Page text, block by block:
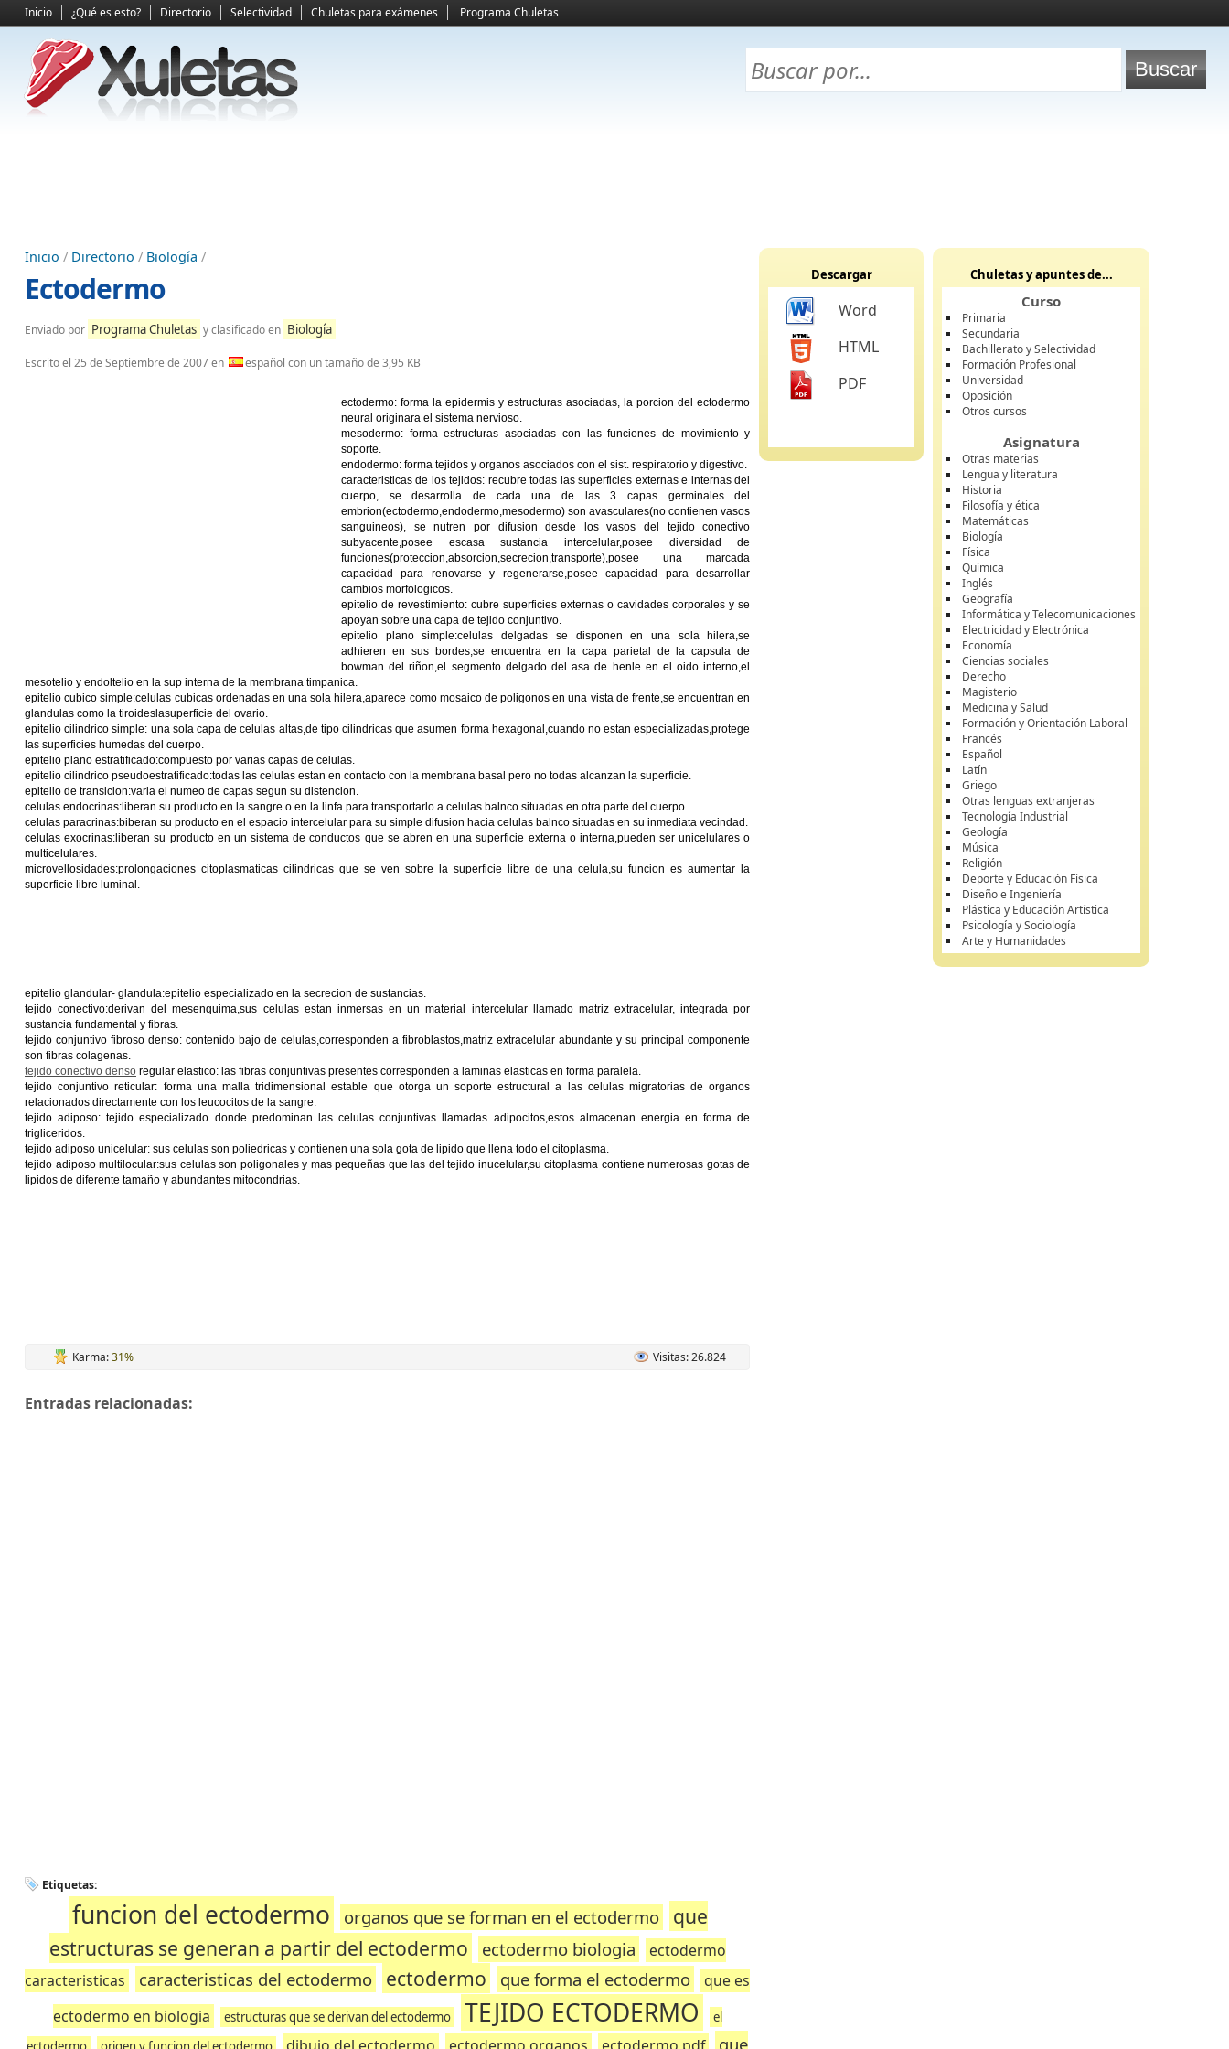
Inicio ¿Qué es esto? Directorio Selectividad Chuletas para exámenes Programa Chuletas
Inicio / Directorio / Biología /
Ectodermo
Enviado por Programa Chuletas y clasificado en Biología
Escrito el 25 de Septiembre de 2007en español con un tamaño de 3,95 KB
ectodermo: forma la epidermis y estructuras asociadas, la porcion del ectodermo
neural originara el sistema nervioso.
mesodermo: forma estructuras asociadas con las funciones de movimiento y
soporte.
endodermo: forma tejidos y organos asociados con el sist. respiratorio y digestivo.
caracteristicas de los tejidos: recubre todas las superficies externas e internas del
cuerpo, se desarrolla de cada una de las 3 capas germinales del
embrion(ectodermo,endodermo,mesodermo) son avasculares(no contienen vasos
sanguineos), se nutren por difusion desde los vasos del tejido conectivo
subyacente,posee escasa sustancia intercelular,posee diversidad de
funciones(proteccion,absorcion,secrecion,transporte),posee una marcada
capacidad para renovarse y regenerarse,posee capacidad para desarrollar
cambios morfologicos.
epitelio de revestimiento: cubre superficies externas o cavidades corporales y se
apoyan sobre una capa de tejido conjuntivo.
epitelio plano simple:celulas delgadas se disponen en una sola hilera,se
adhieren en sus bordes,se encuentra en la capa parietal de la capsula de
bowman del riñon,el segmento delgado del asa de henle en el oido interno,el
mesotelio y endoltelio en la sup interna de la membrana timpanica.
epitelio cubico simple:celulas cubicas ordenadas en una sola hilera,aparece como mosaico de poligonos en una vista de frente,se encuentran en
glandulas como la tiroideslasuperficie del ovario.
epitelio cilindrico simple: una sola capa de celulas altas,de tipo cilindricas que asumen forma hexagonal,cuando no estan especializadas,protege
las superficies humedas del cuerpo.
epitelio plano estratificado:compuesto por varias capas de celulas.
epitelio cilindrico pseudoestratificado:todas las celulas estan en contacto con la membrana basal pero no todas alcanzan la superficie.
epitelio de transicion:varia el numeo de capas segun su distencion.
celulas endocrinas:liberan su producto en la sangre o en la linfa para transportarlo a celulas balnco situadas en otra parte del cuerpo.
celulas paracrinas:biberan su producto en el espacio intercelular para su simple difusion hacia celulas balnco situadas en su inmediata vecindad.
celulas exocrinas:liberan su producto en un sistema de conductos que se abren en una superficie externa o interna,pueden ser unicelulares o
multicelulares.
microvellosidades:prolongaciones citoplasmaticas cilindricas que se ven sobre la superficie libre de una celula,su funcion es aumentar la
superficie libre luminal.
epitelio glandular- glandula:epitelio especializado en la secrecion de sustancias.
tejido conectivo:derivan del mesenquima,sus celulas estan inmersas en un material intercelular llamado matriz extracelular, integrada por
sustancia fundamental y fibras.
tejido conjuntivo fibroso denso: contenido bajo de celulas,corresponden a fibroblastos,matriz extracelular abundante y su principal componente
son fibras colagenas.
tejido conectivo denso regular elastico: las fibras conjuntivas presentes corresponden a laminas elasticas en forma paralela.
tejido conjuntivo reticular: forma una malla tridimensional estable que otorga un soporte estructural a las celulas migratorias de organos
relacionados directamente con los leucocitos de la sangre.
tejido adiposo: tejido especializado donde predominan las celulas conjuntivas llamadas adipocitos,estos almacenan energia en forma de
trigliceridos.
tejido adiposo unicelular: sus celulas son poliedricas y contienen una sola gota de lipido que llena todo el citoplasma.
tejido adiposo multilocular:sus celulas son poligonales y mas pequeñas que las del tejido inucelular,su citoplasma contiene numerosas gotas de
lipidos de diferente tamaño y abundantes mitocondrias.
Karma:31% Visitas: 26.824
Entradas relacionadas:
Etiquetas:
funcion del ectodermo organos que se forman en el ectodermo
que
estructuras se generan a partir del ectodermo
ectodermo biologia
ectodermo
caracteristicas
caracteristicas del ectodermo ectodermo que forma el ectodermo
que es
ectodermo en biologia
estructuras que se derivan del ectodermo TEJIDO ECTODERMO
el
que
Descargar
Word
HTML
PDF
Chuletas y apuntes de...
Curso
Primaria
Secundaria
Bachillerato y Selectividad
Formación Profesional
Universidad
Oposición
Otros cursos
Asignatura
Otras materias
Lengua y literatura
Historia
Filosofía y ética
Matemáticas
Biología
Física
Química
Inglés
Geografía
Informática y Telecomunicaciones
Electricidad y Electrónica
Economía
Ciencias sociales
Derecho
Magisterio
Medicina y Salud
Formación y Orientación Laboral
Francés
Español
Latín
Griego
Otras lenguas extranjeras
Tecnología Industrial
Geología
Música
Religión
Deporte y Educación Física
Diseño e Ingeniería
Plástica y Educación Artística
Psicología y Sociología
Arte y Humanidades